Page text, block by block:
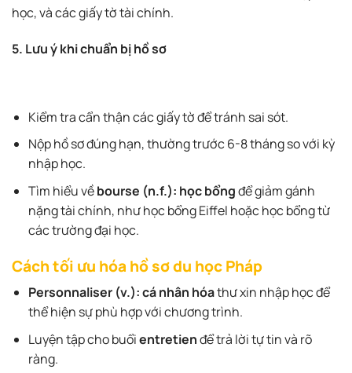
học, và các giấy tờ tài chính.
5. Lưu ý khi chuẩn bị hồ sơ
Kiểm tra cẩn thận các giấy tờ để tránh sai sót.
Nộp hồ sơ đúng hạn, thường trước 6-8 tháng so với kỳ
nhập học.
Tìm hiểu vềbourse (n.f.): học bổngđể giảm gánh
nặng tài chính, như học bổng Eiffel hoặc học bổng từ
các trường đại học.
Cách tối ưu hóa hồ sơ du học Pháp
Personnaliser (v.): cá nhân hóathư xin nhập học để
thể hiện sự phù hợp với chương trình.
Luyện tập cho buổientretienđể trả lời tự tin và rõ
ràng.